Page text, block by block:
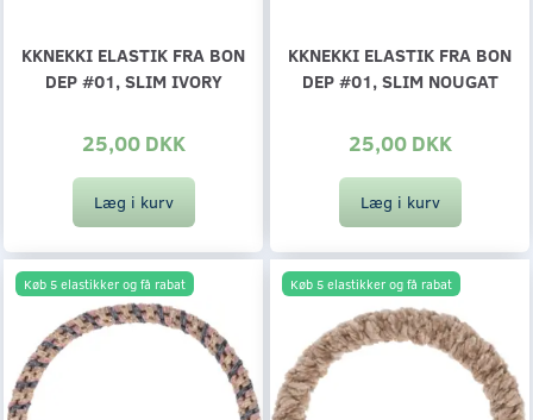
KKNEKKI ELASTIK FRA BON
DEP #01, SLIM IVORY
25,00 DKK
Læg i kurv
KKNEKKI ELASTIK FRA BON
DEP #01, SLIM NOUGAT
25,00 DKK
Læg i kurv
Køb 5 elastikker og få rabat Køb 5 elastikker og få rabat